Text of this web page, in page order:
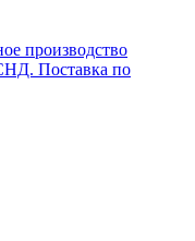
производство
Поставка по